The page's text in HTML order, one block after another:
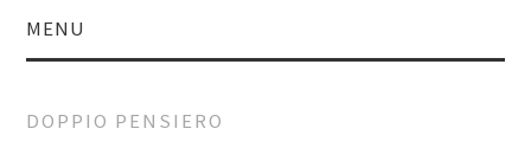
MENU
DOPPIO PENSIERO